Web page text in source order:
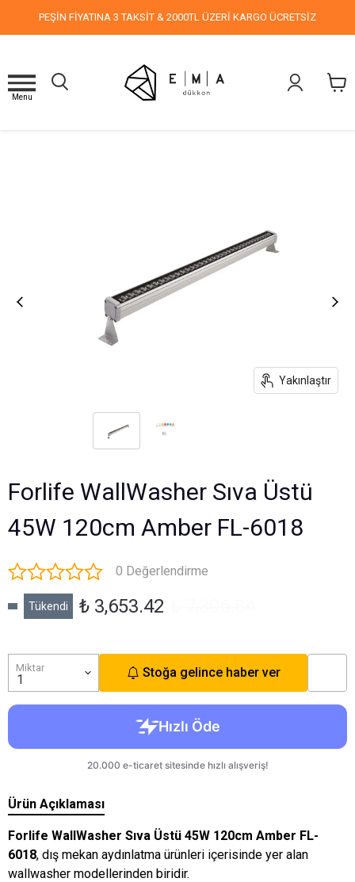
PEŞİN FİYATINA 3 TAKSİT & 2000TL ÜZERİ KARGO ÜCRETSİZ
Menu
Yakınlaştır
Forlife WallWasher Sıva Üstü
45W 120cm Amber FL-6018
0 Değerlendirme
Tükendi ₺ 3,653.42
Miktar Stoğa gelince haber ver
Ürün Açıklaması
Forlife WallWasher Sıva Üstü 45W 120cm Amber FL-
6018, dış mekan aydınlatma ürünleri içerisinde yer alan
wallwasher modellerinden biridir.